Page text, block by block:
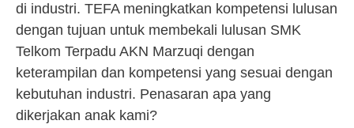
di industri. TEFA meningkatkan kompetensi lulusan
dengan tujuan untuk membekali lulusan SMK
Telkom Terpadu AKN Marzuqi dengan
keterampilan dan kompetensi yang sesuai dengan
kebutuhan industri. Penasaran apa yang
dikerjakan anak kami?